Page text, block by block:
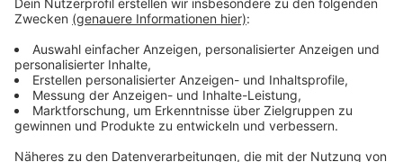
Zustimmung, um den YouTube
Wir verwenden einen Service eines
Drittanbieters, um Videoinhalte
einzubetten. Dieser Service kann
Daten zu Ihren Aktivitäten
sammeln. Bitte lesen Sie die